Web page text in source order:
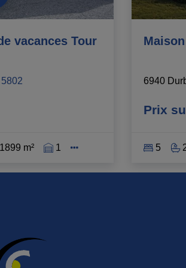
vacances Tour
5802
1899 m² 1
6940
Prix
5